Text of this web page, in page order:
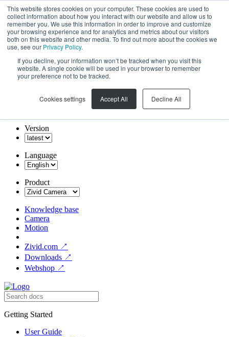
This website stores cookies on your computer. These cookies are used to
collect information about how you interact with our website and allow us to
remember you. We use this information in order to improve and customize
your browsing experience and for analytics and metrics about our visitors
both on this website and other media. To find out more about the cookies we
use, see our Privacy Policy.
If you decline, your information won’t be tracked when you visit this
website. A single cookie will be used in your browser to remember
your preference not to be tracked.
Cookies settings Accept All Decline All
Version
Language
Product
Knowledge base
Camera
Motion
Zivid.com ↗
Downloads ↗
Webshop ↗
Getting Started
User Guide